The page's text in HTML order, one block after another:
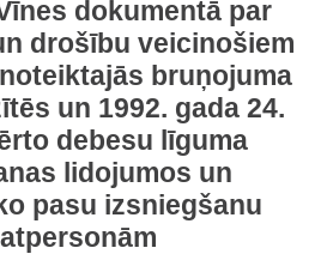
dokumentā par
drošību veicinošiem
bruņojuma
un 1992. gada 24.
debesu līguma
lidojumos un
pasu izsniegšanu